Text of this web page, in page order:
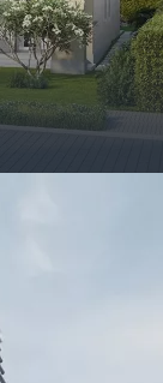
Villas -
предлагающем
в